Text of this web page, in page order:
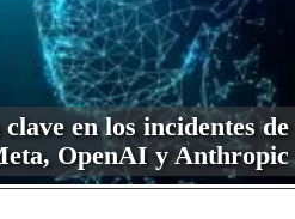
en los incidentes de
OpenAI y Anthropic